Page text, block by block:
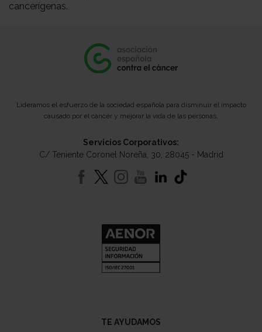
cancerígenas.
Lideramos el esfuerzo de la sociedad española para disminuir el impacto
causado por el cáncer y mejorar la vida de las personas.
Servicios Corporativos:
C/ Teniente Coronel Noreña, 30, 28045 - Madrid
TE AYUDAMOS